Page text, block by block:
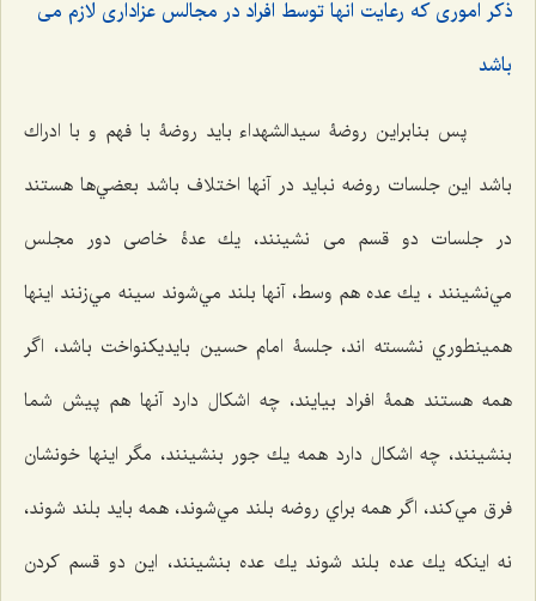
ذكر امورى كه رعايت انها توسط افراد در مجالس عزادارى لازم مى
باشد
پس بنابراين روضۀ سيدالشهداء بايد روضۀ با فهم و با ادراك
باشد اين جلسات روضه نبايد در آنها اختلاف باشد بعضي‌ها هستند
در جلسات دو قسم می نشینند، يك عدۀ خاصی دور مجلس
مي‌نشينند ، يك عده هم وسط، آنها بلند مي‌شوند سينه مي‌زنند اينها
همينطوري نشسته اند، جلسۀ امام حسين بایديكنواخت باشد، اگر
همه هستند همۀ افراد بيايند، چه اشكال دارد آنها هم پيش شما
بنشينند، چه اشكال دارد همه يك جور بنشينند، مگر اينها خونشان
فرق مي‌كند، اگر همه براي روضه بلند مي‌شوند، همه بايد بلند شوند،
نه اينكه يك عده بلند شوند يك عده بنشينند، اين دو قسم كردن